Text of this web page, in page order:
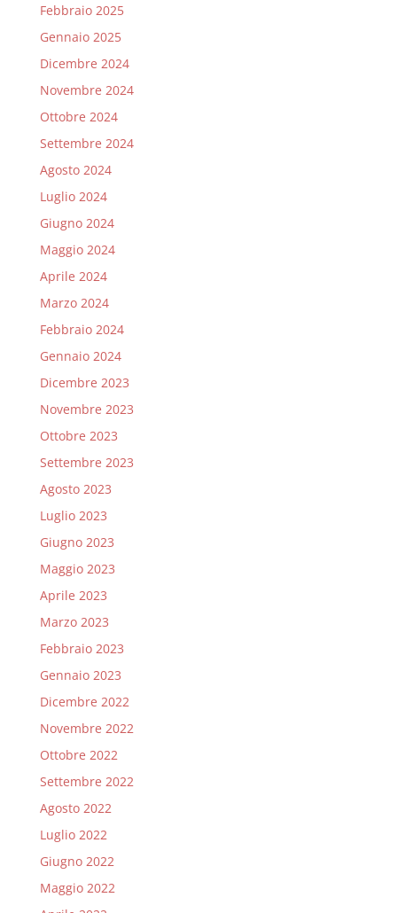
Febbraio 2025
Gennaio 2025
Dicembre 2024
Novembre 2024
Ottobre 2024
Settembre 2024
Agosto 2024
Luglio 2024
Giugno 2024
Maggio 2024
Aprile 2024
Marzo 2024
Febbraio 2024
Gennaio 2024
Dicembre 2023
Novembre 2023
Ottobre 2023
Settembre 2023
Agosto 2023
Luglio 2023
Giugno 2023
Maggio 2023
Aprile 2023
Marzo 2023
Febbraio 2023
Gennaio 2023
Dicembre 2022
Novembre 2022
Ottobre 2022
Settembre 2022
Agosto 2022
Luglio 2022
Giugno 2022
Maggio 2022